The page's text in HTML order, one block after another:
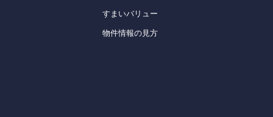
すまいバリュー
物件情報の見方